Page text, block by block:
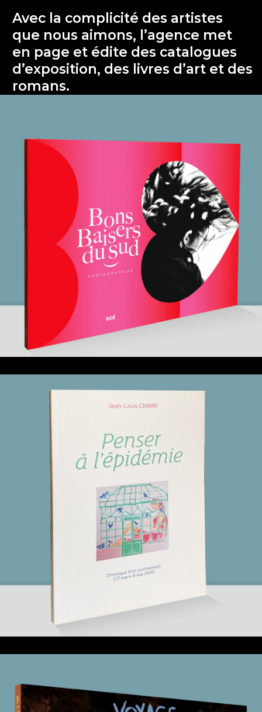
Avec la complicité des artistes
que nous aimons, l’agence met
en page et édite des catalogues
d’exposition, des livres d’art et des
romans.
8 décembre 2022
Bons Baisers du Sud
21 juin 2021
Penser à l’épidémie